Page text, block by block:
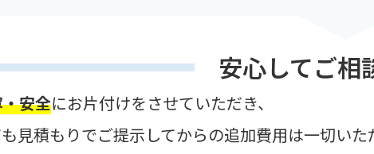
安心してご相
安全にお片付けをさせていただき、
見積もりでご提示してからの追加費用は一切い